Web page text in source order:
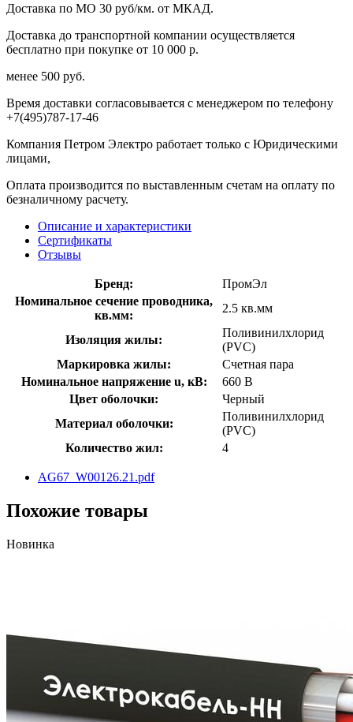
Доставка по МО 30 руб/км. от МКАД.
Доставка до транспортной компании осуществляется
бесплатно при покупке от 10 000 р.
менее 500 руб.
Время доставки согласовывается с менеджером по телефону
+7(495)787-17-46
Компания Петром Электро работает только с Юридическими
лицами,
Оплата производится по выставленным счетам на оплату по
безналичному расчету.
Описание и характеристики
Сертификаты
Отзывы
Бренд:
ПромЭл
Номинальное сечение проводника,
кв.мм:
2.5 кв.мм
Изоляция жилы:
Поливинилхлорид
(PVC)
Маркировка жилы:
Счетная пара
Номинальное напряжение u, кВ:
660 В
Цвет оболочки:
Черный
Материал оболочки:
Поливинилхлорид
(PVC)
Количество жил:
4
AG67_W00126.21.pdf
Похожие товары
Новинка